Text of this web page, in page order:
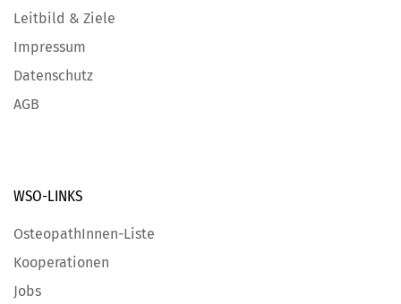
Leitbild & Ziele
Impressum
Datenschutz
AGB
WSO-LINKS
OsteopathInnen-Liste
Kooperationen
Jobs